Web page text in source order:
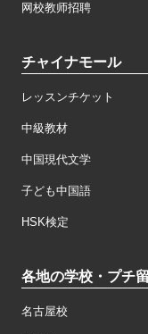
网校教师招聘
チャイナモール
レッスンチケット
中級教材
中国現代文学
子ども中国語
HSK検定
各地の学校・プチ
名古屋校